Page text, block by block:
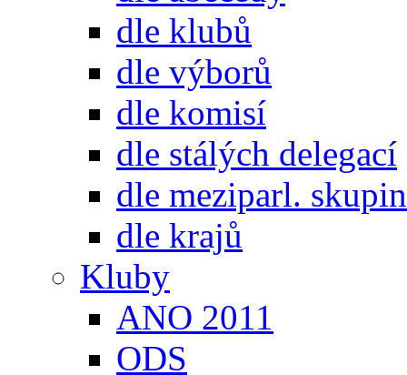
dle klubů
dle výborů
dle komisí
dle stálých delegací
dle meziparl. skupin
dle krajů
Kluby
ANO 2011
ODS